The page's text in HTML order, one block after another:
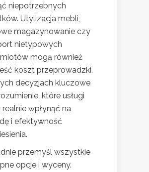
niepotrzebnych
Utylizacja mebli,
magazynowanie czy
nietypowych
mogą również
koszt przeprowadzki.
decyzjach kluczowe
które usługi
wpłynąć na
i efektywność
przemyśl wszystkie
opcje i wyceny.